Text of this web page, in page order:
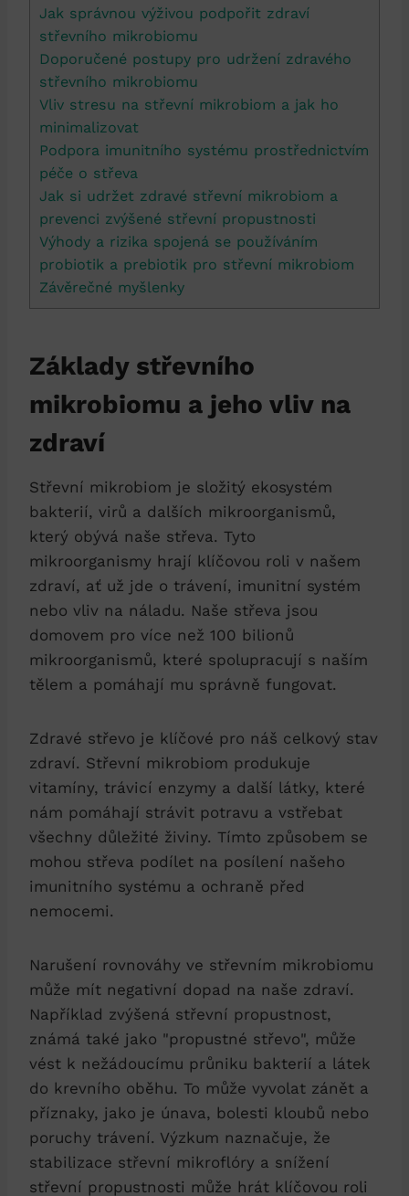
Jak správnou výživou podpořit zdraví
střevního mikrobiomu
Doporučené postupy pro udržení zdravého
střevního mikrobiomu
Vliv stresu na střevní mikrobiom a jak ho
minimalizovat
Podpora imunitního systému prostřednictvím
péče o střeva
Jak si udržet zdravé střevní mikrobiom a
prevenci zvýšené střevní propustnosti
Výhody a rizika spojená se používáním
probiotik a prebiotik pro střevní mikrobiom
Závěrečné myšlenky
Základy střevního
mikrobiomu a jeho vliv na
zdraví
Střevní mikrobiom je složitý ekosystém
bakterií, virů a dalších mikroorganismů,
který obývá naše střeva. Tyto
mikroorganismy hrají klíčovou roli v našem
zdraví, ať už jde o trávení, imunitní systém
nebo vliv na náladu. Naše střeva jsou
domovem pro více než 100 bilionů
mikroorganismů, které spolupracují s naším
tělem a pomáhají mu správně fungovat.
Zdravé střevo je klíčové pro náš celkový stav
zdraví. Střevní mikrobiom produkuje
vitamíny, trávicí enzymy a další látky, které
nám pomáhají strávit potravu a vstřebat
všechny důležité živiny. Tímto způsobem se
mohou střeva podílet na posílení našeho
imunitního systému a ochraně před
nemocemi.
Narušení rovnováhy ve střevním mikrobiomu
může mít negativní dopad na naše zdraví.
Například zvýšená střevní propustnost,
známá také jako "propustné střevo", může
vést k nežádoucímu průniku bakterií a látek
do krevního oběhu. To může vyvolat zánět a
příznaky, jako je únava, bolesti kloubů nebo
poruchy trávení. Výzkum naznačuje, že
stabilizace střevní mikroflóry a snížení
střevní propustnosti může hrát klíčovou roli